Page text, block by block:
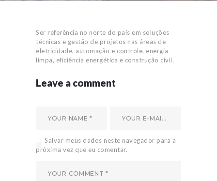
Ser referência no norte do país em soluções
técnicas e gestão de projetos nas áreas de
eletricidade, automação e controle, energia
limpa, eficiência energética e construção civil.
Leave a comment
Salvar meus dados neste navegador para a
próxima vez que eu comentar.